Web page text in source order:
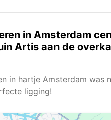
in Amsterdam
Artis aan de
in hartje Amsterdam was